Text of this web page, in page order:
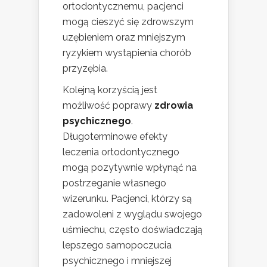
ortodontycznemu, pacjenci
mogą cieszyć się zdrowszym
uzębieniem oraz mniejszym
ryzykiem wystąpienia chorób
przyzębia.
Kolejną korzyścią jest
możliwość poprawy zdrowia
psychicznego.
Długoterminowe efekty
leczenia ortodontycznego
mogą pozytywnie wpłynąć na
postrzeganie własnego
wizerunku. Pacjenci, którzy są
zadowoleni z wyglądu swojego
uśmiechu, często doświadczają
lepszego samopoczucia
psychicznego i mniejszej